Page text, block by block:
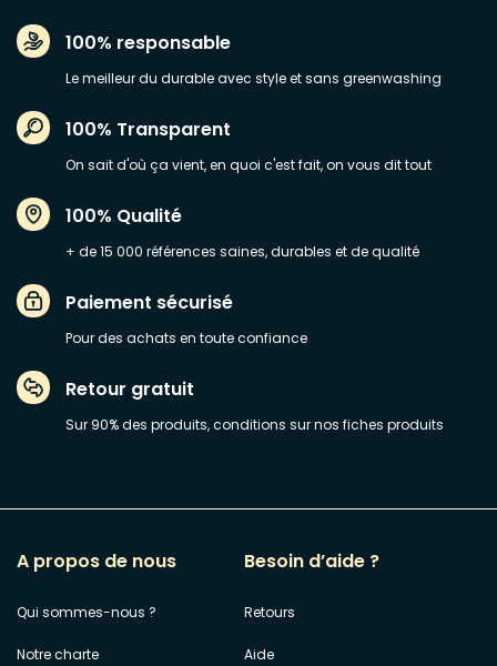
100% responsable
Le meilleur du durable avec style et sans greenwashing
100% Transparent
On sait d'où ça vient, en quoi c'est fait, on vous dit tout
100% Qualité
+ de 15 000 références saines, durables et de qualité
Paiement sécurisé
Pour des achats en toute confiance
Retour gratuit
Sur 90% des produits, conditions sur nos fiches produits
A propos de nous
Qui sommes-nous ?
Notre charte
Besoin d’aide ?
Retours
Aide